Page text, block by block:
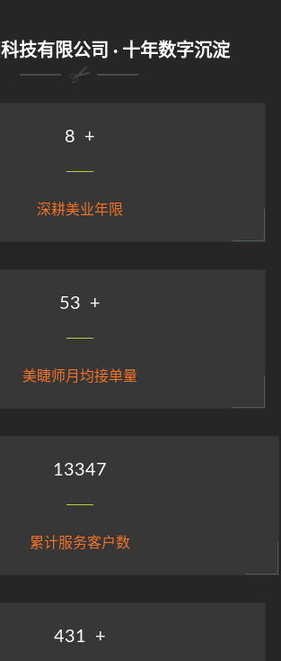
技有限公司 · 十年数字沉淀
9 +
深耕美业年限
58 +
美睫师月均接单量
14847
累计服务客户数
480 +